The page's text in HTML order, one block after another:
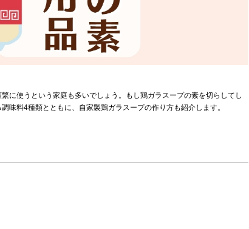
に使うという家庭も多いでしょう。もし鶏ガラスープの素を切らしてし
味料4種類とともに、自家製鶏ガラスープの作り方も紹介します。